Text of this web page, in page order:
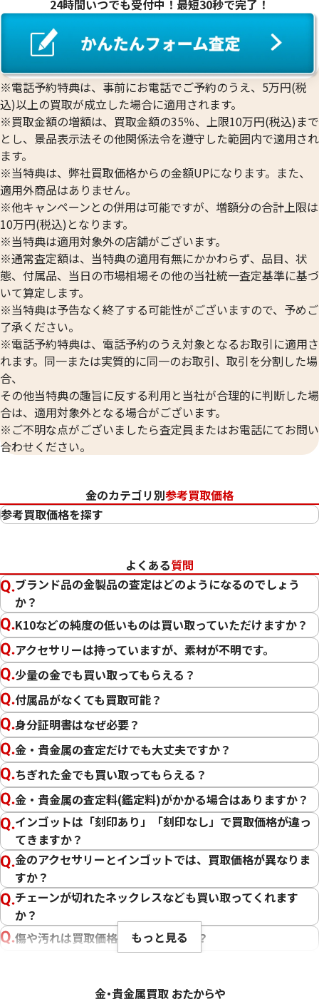
24時間いつでも受付中！最短30秒で完了！
※電話予約特典は、事前にお電話でご予約のうえ、5万円(税
込)以上の買取が成立した場合に適用されます。
※買取金額の増額は、買取金額の35％、上限10万円(税込)まで
とし、景品表示法その他関係法令を遵守した範囲内で適用され
ます。
※当特典は、弊社買取価格からの金額UPになります。また、
適用外商品はありません。
※他キャンペーンとの併用は可能ですが、増額分の合計上限は
10万円(税込)となります。
※当特典は適用対象外の店舗がございます。
※通常査定額は、当特典の適用有無にかかわらず、品目、状
態、付属品、当日の市場相場その他の当社統一査定基準に基づ
いて算定します。
※当特典は予告なく終了する可能性がございますので、予めご
了承ください。
※電話予約特典は、電話予約のうえ対象となるお取引に適用さ
れます。同一または実質的に同一のお取引、取引を分割した場
合、
その他当特典の趣旨に反する利用と当社が合理的に判断した場
合は、適用対象外となる場合がございます。
※ご不明な点がございましたら査定員またはお電話にてお問い
合わせください。
金のカテゴリ別参考買取価格
参考買取価格を探す
22金（K22）
21.6金（K21.6）
20金（K20）
18金（K18）
14金（K14）
12金（K12）
10金（K10）
金
プラチナ
よくある質問
ブランド品の金製品の査定はどのようになるのでしょう
か？
K10などの純度の低いものは買い取っていただけますか？
アクセサリーは持っていますが、素材が不明です。
少量の金でも買い取ってもらえる？
付属品がなくても買取可能？
身分証明書はなぜ必要？
金・貴金属の査定だけでも大丈夫ですか？
ちぎれた金でも買い取ってもらえる？
金・貴金属の査定料(鑑定料)がかかる場合はありますか？
インゴットは「刻印あり」「刻印なし」で買取価格が違っ
てきますか？
金のアクセサリーとインゴットでは、買取価格が異なりま
すか？
チェーンが切れたネックレスなども買い取ってくれます
か？
傷や汚れは買取価格に影響しますか？
大判・小判、外国金貨、古銭やコインなども買取してもら
もっと見る
金・貴金属買取 おたからや